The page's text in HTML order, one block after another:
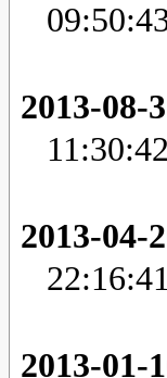
2013-08-
11:30:42
2013-04-
22:16:41
2013-01-